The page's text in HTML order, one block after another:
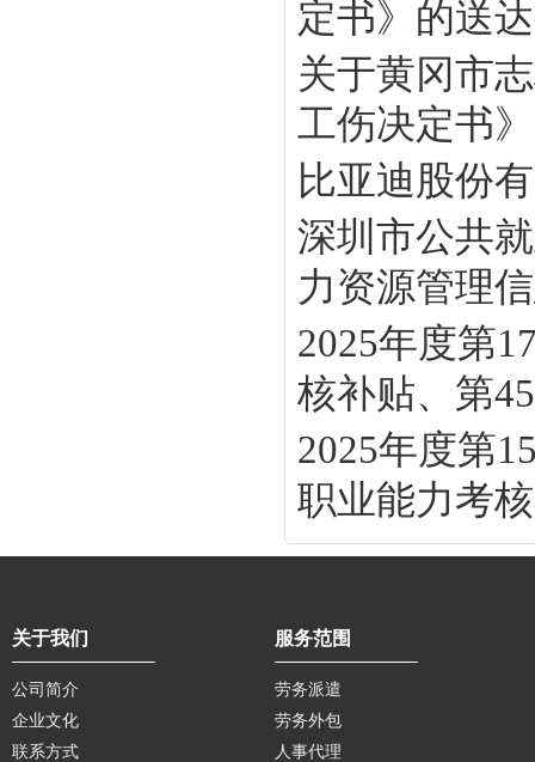
定书》的送
关于黄冈市
工伤决定书
比亚迪股份
深圳市公共
力资源管理
2025年度第
核补贴、第
2025年度第
职业能力考
关于我们
公司简介
企业文化
联系方式
服务范围
劳务派遣
劳务外包
人事代理